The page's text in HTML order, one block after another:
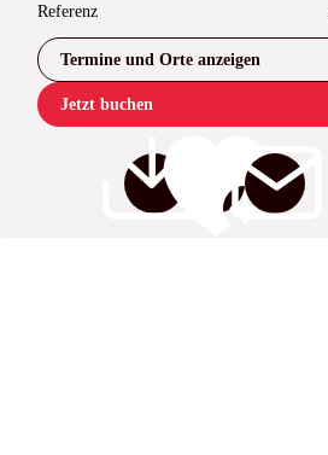
Referenz
Termine und Orte anzeigen
Jetzt buchen